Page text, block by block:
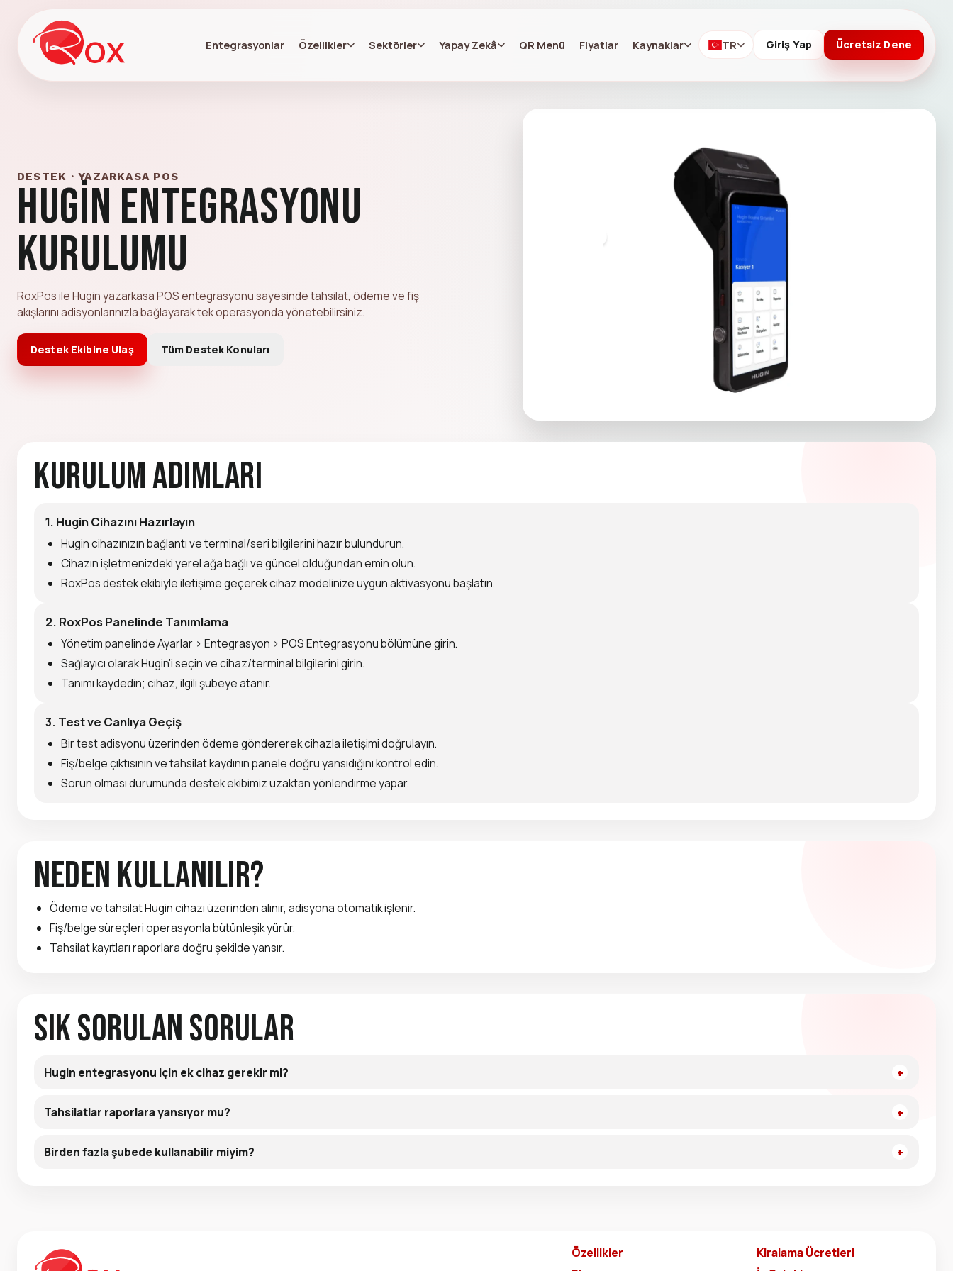
Entegrasyonlar Özellikler Sektörler Yapay Zekâ QR Menü Fiyatlar Kaynaklar TR Giriş Yap Ücretsiz Dene
DESTEK · YAZARKASA POS
Hugin Entegrasyonu
Kurulumu
RoxPos ile Hugin yazarkasa POS entegrasyonu sayesinde tahsilat, ödeme ve fiş
akışlarını adisyonlarınızla bağlayarak tek operasyonda yönetebilirsiniz.
Destek Ekibine Ulaş Tüm Destek Konuları
Kurulum Adımları
1. Hugin Cihazını Hazırlayın
Hugin cihazınızın bağlantı ve terminal/seri bilgilerini hazır bulundurun.
Cihazın işletmenizdeki yerel ağa bağlı ve güncel olduğundan emin olun.
RoxPos destek ekibiyle iletişime geçerek cihaz modelinize uygun aktivasyonu başlatın.
2. RoxPos Panelinde Tanımlama
Yönetim panelinde Ayarlar > Entegrasyon > POS Entegrasyonu bölümüne girin.
Sağlayıcı olarak Hugin'i seçin ve cihaz/terminal bilgilerini girin.
Tanımı kaydedin; cihaz, ilgili şubeye atanır.
3. Test ve Canlıya Geçiş
Bir test adisyonu üzerinden ödeme göndererek cihazla iletişimi doğrulayın.
Fiş/belge çıktısının ve tahsilat kaydının panele doğru yansıdığını kontrol edin.
Sorun olması durumunda destek ekibimiz uzaktan yönlendirme yapar.
Neden Kullanılır?
Ödeme ve tahsilat Hugin cihazı üzerinden alınır, adisyona otomatik işlenir.
Fiş/belge süreçleri operasyonla bütünleşik yürür.
Tahsilat kayıtları raporlara doğru şekilde yansır.
Sık Sorulan Sorular
Hugin entegrasyonu için ek cihaz gerekir mi?
Tahsilatlar raporlara yansıyor mu?
Birden fazla şubede kullanabilir miyim?
Özellikler
Kiralama Ücretleri